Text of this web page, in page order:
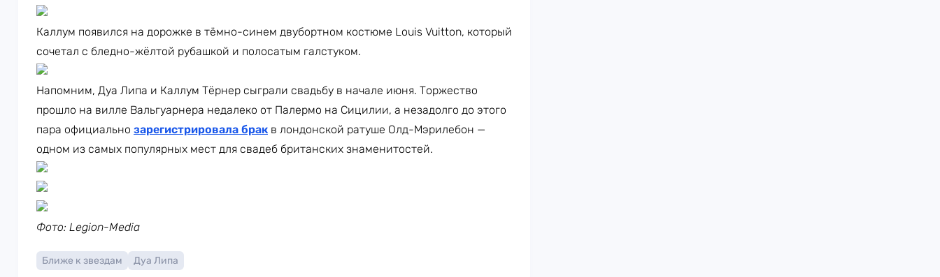
Каллум появился на дорожке в тёмно-синем двубортном костюме Louis Vuitton, который
сочетал с бледно-жёлтой рубашкой и полосатым галстуком.
Напомним, Дуа Липа и Каллум Тёрнер сыграли свадьбу в начале июня. Торжество
прошло на вилле Вальгуарнера недалеко от Палермо на Сицилии, а незадолго до этого
пара официально зарегистрировала брак в лондонской ратуше Олд-Мэрилебон —
одном из самых популярных мест для свадеб британских знаменитостей.
Фото: Legion-Media
Ближе к звездам Дуа Липа